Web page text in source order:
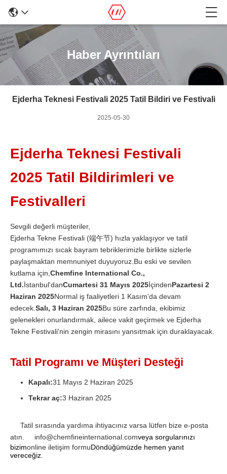
Haber Ayrıntıları
Ejderha Teknesi Festivali 2025 Tatil Bildiri ve Festivali
2025-05-30
Ejderha Teknesi Festivali
2025 Tatil Bildirimleri ve
Festivalleri
Sevgili değerli müşteriler,
Ejderha Tekne Festivali (端午节) hızla yaklaşıyor ve tatil
programımızı sıcak bayram tebriklerimizle birlikte sizlerle
paylaşmaktan memnuniyet duyuyoruz.Bu eski ve sevilen
kutlama için, Chemfine International Co.,
Ltd.İstanbul'danCumartesi 31 Mayıs 2025İçindenPazartesi 2
Haziran 2025Normal iş faaliyetleri 1 Kasım'da devam
edecek. Salı, 3 Haziran 2025Bu süre zarfında, ekibimiz
gelenekleri onurlandırmak, ailece vakit geçirmek ve Ejderha
Tekne Festivali'nin zengin mirasını yansıtmak için duraklayacak.
Tatil Programı ve Müşteri Desteği
Kapalı:31 Mayıs 2 Haziran 2025
Tekrar aç:3 Haziran 2025
Tatil sırasında yardıma ihtiyacınız varsa lütfen bize e-posta
atın.
info@chemfineinternational.comveya sorgularınızı
bizimonline iletişim formuDöndüğümüzde hemen yanıt
vereceğiz.